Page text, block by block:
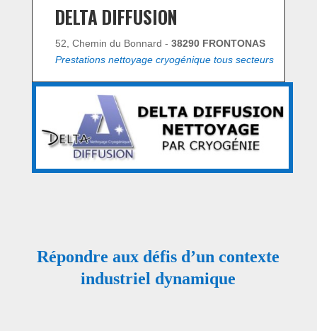
DELTA DIFFUSION
52, Chemin du Bonnard - 38290 FRONTONAS
Prestations nettoyage cryogénique tous secteurs
Répondre aux défis d’un contexte
industriel dynamique